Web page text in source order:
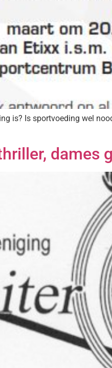
is? Is sportvoeding wel
dames